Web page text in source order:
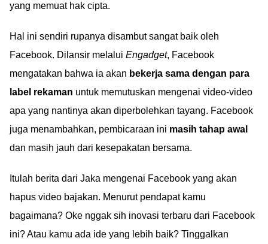
yang memuat hak cipta.
Hal ini sendiri rupanya disambut sangat baik oleh
Facebook. Dilansir melalui Engadget, Facebook
mengatakan bahwa ia akan bekerja sama dengan para
label rekaman untuk memutuskan mengenai video-video
apa yang nantinya akan diperbolehkan tayang. Facebook
juga menambahkan, pembicaraan ini masih tahap awal
dan masih jauh dari kesepakatan bersama.
Itulah berita dari Jaka mengenai Facebook yang akan
hapus video bajakan. Menurut pendapat kamu
bagaimana? Oke nggak sih inovasi terbaru dari Facebook
ini? Atau kamu ada ide yang lebih baik? Tinggalkan